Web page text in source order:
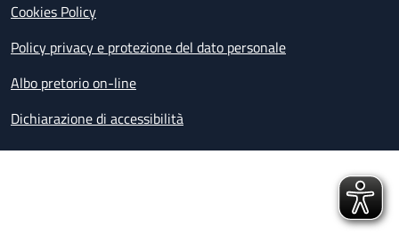
Cookies Policy
Policy privacy e protezione del dato personale
Albo pretorio on-line
Dichiarazione di accessibilità